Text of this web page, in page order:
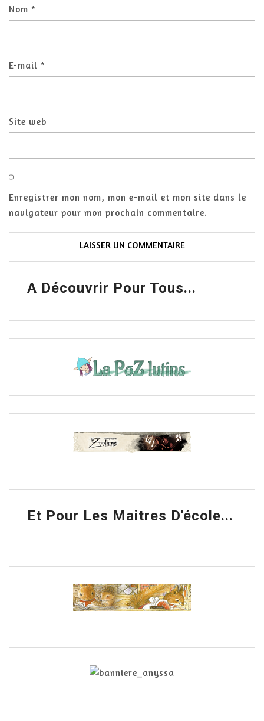
Nom *
E-mail *
Site web
Enregistrer mon nom, mon e-mail et mon site dans le
navigateur pour mon prochain commentaire.
A Découvrir Pour Tous...
Et Pour Les Maitres D'école...